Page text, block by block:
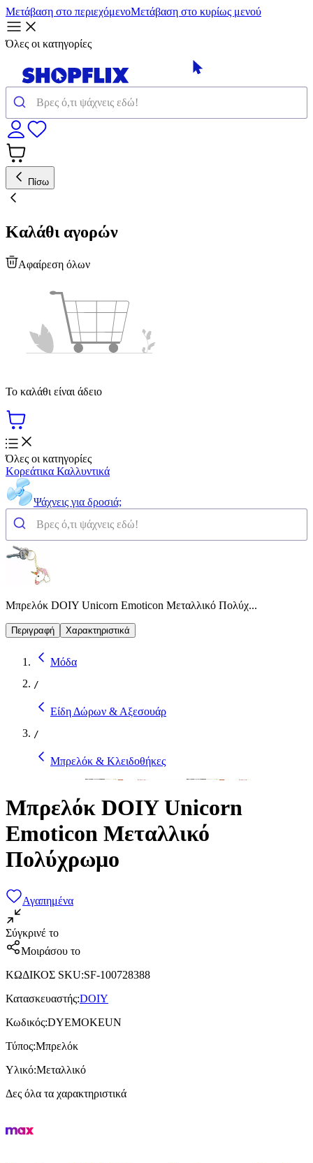
Μετάβαση στο περιεχόμενοΜετάβαση στο κυρίως μενού
Όλες οι κατηγορίες
Πίσω
Καλάθι αγορών
Αφαίρεση όλων
Το καλάθι είναι άδειο
Όλες οι κατηγορίες
Κορεάτικα Καλλυντικά
Ψάχνεις για δροσιά;
Μπρελόκ DOIY Unicorn Emoticon Μεταλλικό Πολύχ...
Περιγραφή Χαρακτηριστικά
Μόδα
/
Είδη Δώρων & Αξεσουάρ
/
Μπρελόκ & Κλειδοθήκες
Μπρελόκ DOIY Unicorn
Emoticon Μεταλλικό
Πολύχρωμο
Αγαπημένα
Σύγκρινέ το
Μοιράσου το
ΚΩΔΙΚΟΣ SKU:SF-100728388
Κατασκευαστής:DOIY
Κωδικός:DYEMOKEUN
Τύπος:Μπρελόκ
Υλικό:Μεταλλικό
Δες όλα τα χαρακτηριστικά